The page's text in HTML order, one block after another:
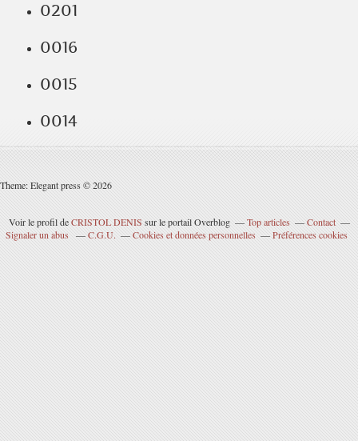
0201
0016
0015
0014
Theme: Elegant press © 2026
Voir le profil deCRISTOL DENIS sur le portail Overblog Top articles
Contact
Signaler un abus
C.G.U. Cookies et données personnelles Préférences cookies